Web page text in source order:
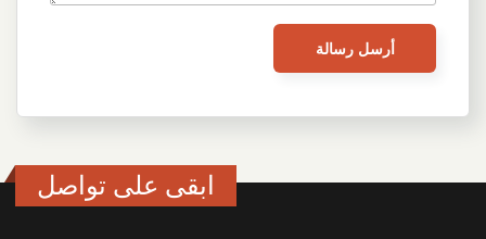
ابقى على تواصل